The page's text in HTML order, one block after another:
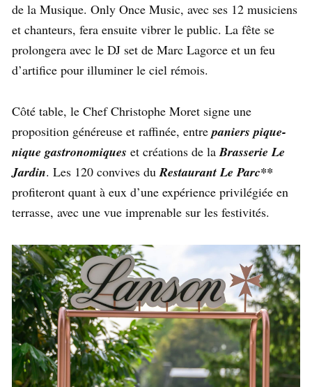
de la Musique. Only Once Music, avec ses 12 musiciens
et chanteurs, fera ensuite vibrer le public. La fête se
prolongera avec le DJ set de Marc Lagorce et un feu
d’artifice pour illuminer le ciel rémois.
Côté table, le Chef Christophe Moret signe une
proposition généreuse et raffinée, entrepaniers pique-
nique gastronomiques et créations de laBrasserie Le
Jardin. Les 120 convives duRestaurant Le Parc**
profiteront quant à eux d’une expérience privilégiée en
terrasse, avec une vue imprenable sur les festivités.